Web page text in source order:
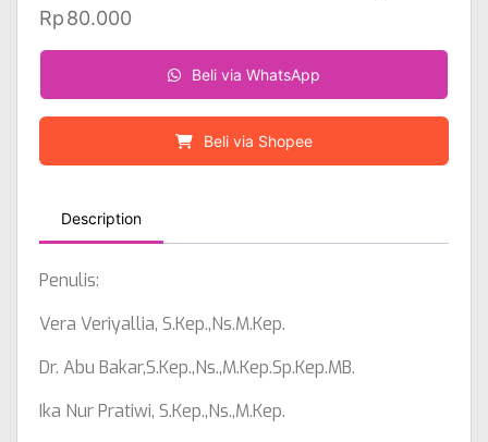
Rp80.000
Beli via WhatsApp
Beli via Shopee
Description
Penulis:
Vera Veriyallia, S.Kep.,Ns.M.Kep.
Dr. Abu Bakar,S.Kep.,Ns.,M.Kep.Sp.Kep.MB.
Ika Nur Pratiwi, S.Kep.,Ns.,M.Kep.